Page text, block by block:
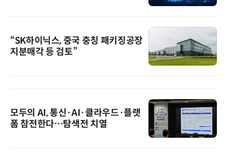
“SK하이닉스, 중국 충칭 패키징공장
지분매각 등 검토”
모두의 AI, 통신·AI·클라우드·플랫
폼 참전한다…탐색전 치열